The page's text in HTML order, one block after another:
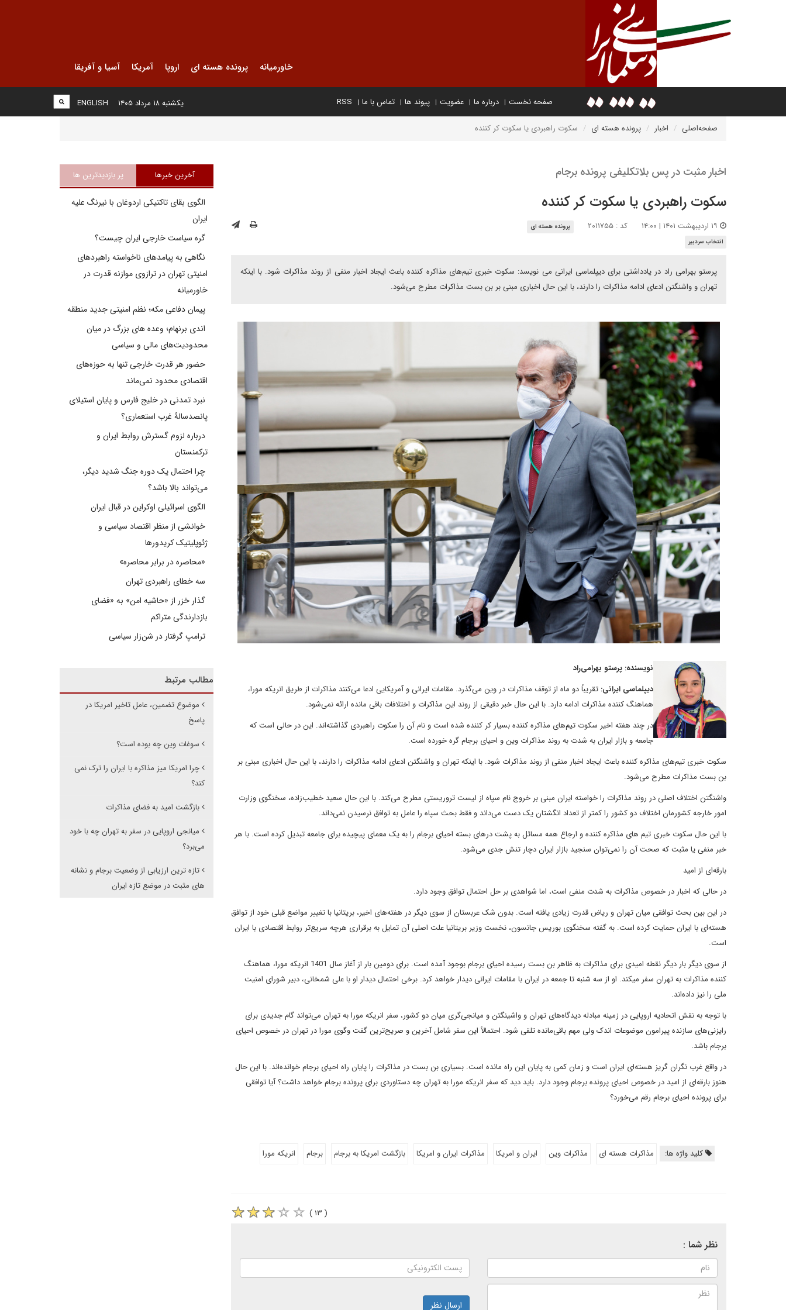
خاورمیانه پرونده هسته ای اروپا آمریکا آسیا و آفریقا
صفحه نخست درباره ما عضویت پیوند ها تماس با ما RSS
ENGLISH یکشنبه ۱۸ مرداد ۱۴۰۵
صفحه‌اصلی اخبار پرونده هسته ای سکوت راهبردی یا سکوت کر کننده
اخبار مثبت در پس بلاتکلیفی پرونده برجام
سکوت راهبردی یا سکوت کر کننده
کد : ۲۰۱۱۷۵۵
پرونده هسته ای
انتخاب سردبیر
پرستو بهرامی راد در یادداشتی برای دیپلماسی ایرانی می نویسد: سکوت خبری تیم‌های مذاکره کننده باعث ایجاد اخبار منفی از روند مذاکرات شود. با اینکه
تهران و واشنگتن ادعای ادامه مذاکرات را دارند، با این حال اخباری مبنی بر بن بست مذاکرات مطرح می‌شود.
نویسنده: پرستو بهرامی‌راد
دیپلماسی ایرانی: تقریباً دو ماه از توقف مذاکرات در وین می‌گذرد. مقامات ایرانی و آمریکایی ادعا می‌کنند مذاکرات از طریق انریکه مورا،
هماهنگ کننده مذاکرات ادامه دارد. با این حال خبر دقیقی از روند این مذاکرات و اختلافات باقی مانده ارائه نمی‌شود.
در چند هفته اخیر سکوت تیم‌های مذاکره کننده بسیار کر کننده شده است و نام آن را سکوت راهبردی گذاشته‌اند. این در حالی است که
جامعه و بازار ایران به شدت به روند مذاکرات وین و احیای برجام گره خورده است.
سکوت خبری تیم‌های مذاکره کننده باعث ایجاد اخبار منفی از روند مذاکرات شود. با اینکه تهران و واشنگتن ادعای ادامه مذاکرات را دارند، با این حال اخباری مبنی بر
بن بست مذاکرات مطرح می‌شود.
واشنگتن اختلاف اصلی در روند مذاکرات را خواسته ایران مبنی بر خروج نام سپاه از لیست تروریستی مطرح می‌کند. با این حال سعید خطیب‌زاده، سخنگوی وزارت
امور خارجه کشورمان اختلاف دو کشور را کمتر از تعداد انگشتان یک دست می‌داند و فقط بحث سپاه را عامل به توافق نرسیدن نمی‌داند.
با این حال سکوت خبری تیم های مذاکره کننده و ارجاع همه مسائل به پشت درهای بسته احیای برجام را به یک معمای پیچیده برای جامعه تبدیل کرده است. با هر
خبر منفی یا مثبت که صحت آن را نمی‌توان سنجید بازار ایران دچار تنش جدی می‌شود.
بارقه‌ای از امید
در حالی که اخبار در خصوص مذاکرات به شدت منفی است، اما شواهدی بر حل احتمال توافق وجود دارد.
در این بین بحث توافقی میان تهران و ریاض قدرت زیادی یافته است. بدون شک عربستان از سوی دیگر در هفته‌های اخیر، بریتانیا با تغییر مواضع قبلی خود از توافق
هسته‌ای با ایران حمایت کرده است. به گفته سخنگوی بوریس جانسون، نخست وزیر بریتانیا علت اصلی آن تمایل به برقراری هرچه سریع‌تر روابط اقتصادی با ایران
است.
از سوی دیگر بار دیگر نقطه امیدی برای مذاکرات به ظاهر بن بست رسیده احیای برجام بوجود آمده است. برای دومین بار از آغاز سال 1401 انریکه مورا، هماهنگ
کننده مذاکرات به تهران سفر می‎کند. او از سه شنبه تا جمعه در ایران با مقامات ایرانی دیدار خواهد کرد. برخی احتمال دیدار او با علی شمخانی، دبیر شورای امنیت
ملی را نیز داده‌اند.
با توجه به نقش اتحادیه اروپایی در زمینه مبادله دیدگاه‌‌های تهران و واشینگتن و میانجی‌گری میان دو کشور، سفر انریکه مورا به تهران می‌تواند گام جدیدی برای
رایزنی‌های سازنده پیرامون موضوعات اندک ولی مهم باقی‌مانده تلقی شود. احتمالاً این سفر شامل آخرین و صریح‌ترین گفت وگوی مورا در تهران در خصوص احیای
برجام باشد.
در واقع غرب نگران گریز هسته‌ای ایران است و زمان کمی به پایان این راه مانده است. بسیاری بن بست در مذاکرات را پایان راه احیای برجام خوانده‌اند. با این حال
هنوز بارقه‌ای از امید در خصوص احیای پرونده برجام وجود دارد. باید دید که سفر انریکه مورا به تهران چه دستاوردی برای پرونده برجام خواهد داشت؟ آیا توافقی
برای پرونده احیای برجام رقم می‌خورد؟
کلید واژه ها: مذاکرات هسته ای مذاکرات وین ایران و امریکا مذاکرات ایران و امریکا بازگشت امریکا به برجام برجام انریکه مورا
( ۱۳ )
نظر شما :
ارسال نظر
آخرین خبرها پر بازدیدترین ها
الگوی بقای تاکتیکی اردوغان با نیرنگ علیه
ایران
گره سیاست خارجی ایران چیست؟
نگاهی به پیامدهای ناخواسته راهبردهای
امنیتی تهران در ترازوی موازنه قدرت در
خاورمیانه
پیمان دفاعی مکه؛ نظم امنیتی جدید منطقه
اندی برنهام؛ وعده های بزرگ در میان
محدودیت‌های مالی و سیاسی
حضور هر قدرت خارجی تنها به حوزه‌های
اقتصادی محدود نمی‌ماند
نبرد تمدنی در خلیج فارس و پایان استیلای
پانصدسالۀ غرب استعماری؟
درباره لزوم گسترش روابط ایران و
ترکمنستان
چرا احتمال یک دوره جنگ شدید دیگر،
می‌تواند بالا باشد؟
الگوی اسرائیلی اوکراین در قبال ایران
خوانشی از منظر اقتصاد سیاسی و
ژئوپلیتیک کریدورها
«محاصره در برابر محاصره»
سه خطای راهبردی تهران
گذار خزر از «حاشیه امن» به «فضای
بازدارندگی متراکم
ترامپ گرفتار در شن‌زار سیاسی
مطالب مرتبط
موضوع تضمین، عامل تاخیر امریکا در
پاسخ
سوغات وین چه بوده است؟
چرا امریکا میز مذاکره با ایران را ترک نمی
کند؟
بازگشت امید به فضای مذاکرات
میانجی اروپایی در سفر به تهران چه با خود
می‌برد؟
تازه ترین ارزیابی از وضعیت برجام و نشانه
های مثبت در موضع تازه ایران